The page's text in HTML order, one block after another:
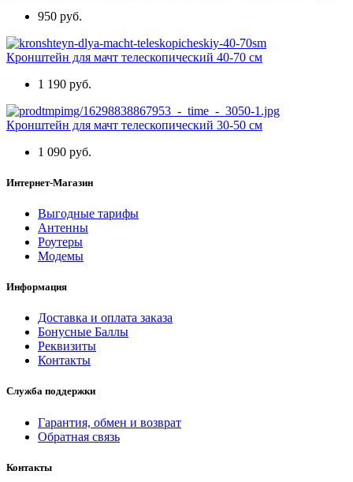
950 руб.
Кронштейн для мачт телескопический 40-70 см
1 190 руб.
Кронштейн для мачт телескопический 30-50 см
1 090 руб.
Интернет-Магазин
Выгодные тарифы
Антенны
Роутеры
Модемы
Информация
Доставка и оплата заказа
Бонусные Баллы
Реквизиты
Контакты
Служба поддержки
Гарантия, обмен и возврат
Обратная связь
Контакты